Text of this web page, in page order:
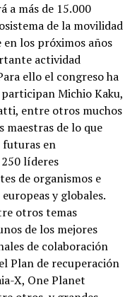
a más de 15.000
de la movilidad
los próximos años
actividad
ello el congreso ha
Michio Kaku,
entre otros muchos
maestras de lo que
futuras en
250 líderes
de organismos e
y globales.
otros temas
de los mejores
de colaboración
Plan de recuperación
X, One Planet